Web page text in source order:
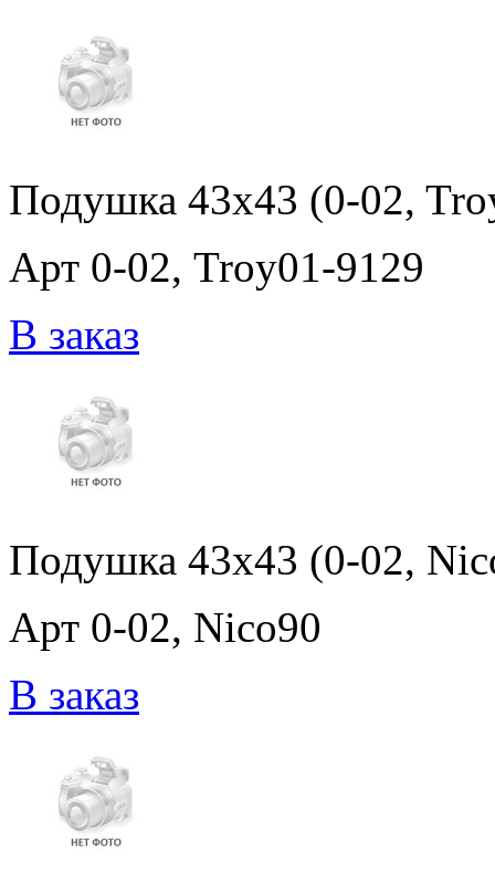
Подушка 43x43 (0-02,
Арт 0-02, Troy01-9129
В заказ
Подушка 43x43 (0-02,
Арт 0-02, Nico90
В заказ